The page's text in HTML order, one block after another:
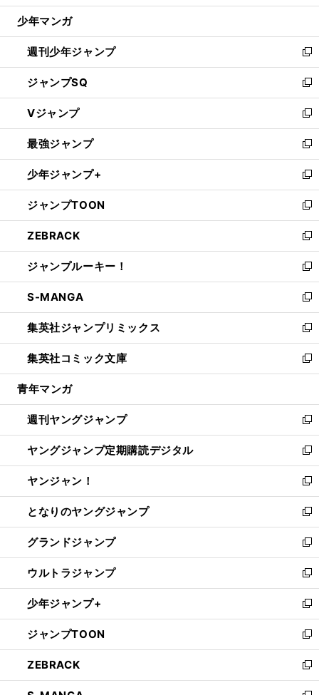
ウ
開
く
少年マンガ
週刊少年ジャンプ
新
し
い
ウ
ィ
ン
ド
ウ
で
開
く
ジャンプSQ
新
し
い
ウ
ィ
ン
ド
ウ
で
開
く
Vジャンプ
新
し
い
ウ
ィ
ン
ド
ウ
で
開
く
最強ジャンプ
新
し
い
ウ
ィ
ン
ド
ウ
で
開
く
少年ジャンプ+
新
し
い
ウ
ィ
ン
ド
ウ
で
開
く
ジャンプTOON
新
し
い
ウ
ィ
ン
ド
ウ
で
開
く
ZEBRACK
新
し
い
ウ
ィ
ン
ド
ウ
で
開
ジャンプルーキー！
新
し
い
ウ
ィ
ン
ド
ウ
開
く
S-MANGA
新
し
い
ウ
ィ
ン
ウ
で
開
く
集英社ジャンプリミックス
新
し
い
ウ
ン
ド
ウ
で
開
く
集英社コミック文庫
新
し
ウ
ィ
ン
ド
ウ
で
開
く
青年マンガ
週刊ヤングジャンプ
新
し
い
ウ
ィ
ン
ド
ウ
で
開
く
ヤングジャンプ定期購読デジタル
新
し
い
ウ
ィ
ン
ド
ウ
で
開
く
ヤンジャン！
新
し
い
ウ
ィ
ン
ド
ウ
で
開
く
となりのヤングジャンプ
新
し
い
ウ
ィ
ン
ド
ウ
で
開
く
グランドジャンプ
新
し
い
ウ
ィ
ン
ド
ウ
で
開
ウルトラジャンプ
新
し
い
ウ
ィ
ン
ド
ウ
少年ジャンプ+
新
し
い
ウ
ィ
ン
ジャンプTOON
新
し
い
ウ
ZEBRACK
新
し